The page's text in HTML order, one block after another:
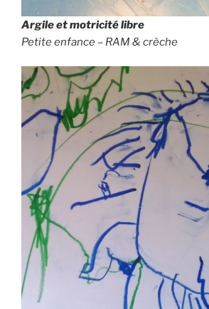
Argile et motricité libre
Petite enfance – RAM & crèche